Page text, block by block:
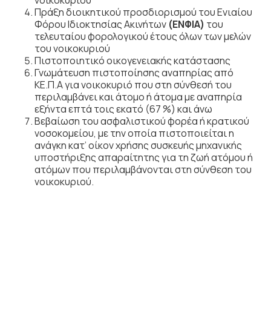
Πράξη διοικητικού προσδιορισμού του Ενιαίου
Φόρου Ιδιοκτησίας Ακινήτων (ΕΝΦΙΑ) του
τελευταίου φορολογικού έτους όλων των μελών
του νοικοκυριού
Πιστοποιητικό οικογενειακής κατάστασης
Γνωμάτευση πιστοποίησης αναπηρίας από
ΚΕ.Π.Α για νοικοκυριό που στη σύνθεσή του
περιλαμβάνει και άτομο ή άτομα με αναπηρία
εξήντα επτά τοις εκατό (67 %) και άνω
Βεβαίωση του ασφαλιστικού φορέα ή κρατικού
νοσοκομείου, με την οποία πιστοποιείται η
ανάγκη κατ’ οίκον χρήσης συσκευής μηχανικής
υποστήριξης απαραίτητης για τη ζωή ατόμου ή
ατόμων που περιλαμβάνονται στη σύνθεση του
νοικοκυριού.